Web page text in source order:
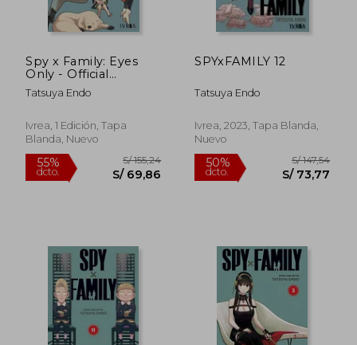
55%
Spy x Family: Eyes
Only - Official
Databook
Tatsuya Endo
Ivrea, 1 Edición, Tapa
Blanda, Nuevo
SPYxFAMILY 12
Tatsuya Endo
Ivrea, 2023, Tapa Blanda,
Nuevo